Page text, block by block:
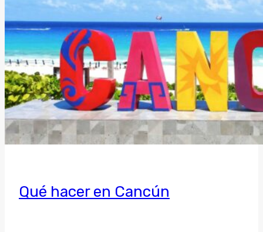
Qué hacer en Cancún